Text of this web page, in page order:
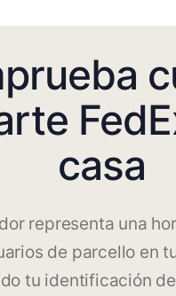
casa
representa una
de parcello en
tu identificación